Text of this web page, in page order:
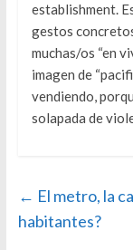
establishment.
gestos
muchas/os “en
imagen de
vendiendo,
solapada de
← El metro, la
habitantes?